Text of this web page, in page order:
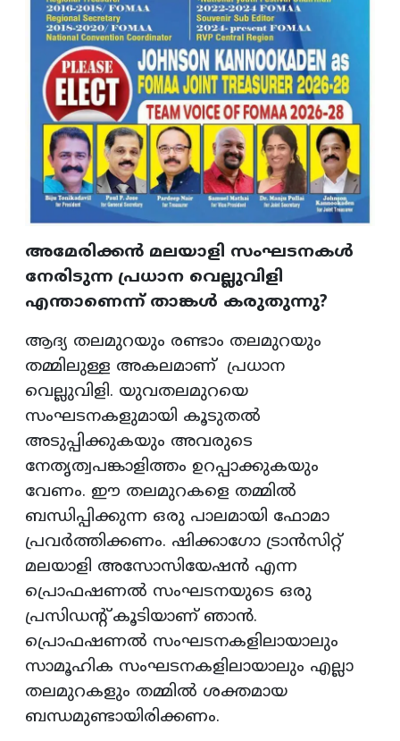
അമേരിക്കൻ മലയാളി സംഘടനകൾ
നേരിടുന്ന പ്രധാന വെല്ലുവിളി
എന്താണെന്ന് താങ്കൾ കരുതുന്നു?
ആദ്യ തലമുറയും രണ്ടാം തലമുറയും
തമ്മിലുള്ള അകലമാണ് പ്രധാന
വെല്ലുവിളി. യുവതലമുറയെ
സംഘടനകളുമായി കൂടുതൽ
അടുപ്പിക്കുകയും അവരുടെ
നേതൃത്വപങ്കാളിത്തം ഉറപ്പാക്കുകയും
വേണം. ഈ തലമുറകളെ തമ്മിൽ
ബന്ധിപ്പിക്കുന്ന ഒരു പാലമായി ഫോമാ
പ്രവർത്തിക്കണം. ഷിക്കാഗോ ട്രാൻസിറ്റ്
മലയാളി അസോസിയേഷൻ എന്ന
പ്രൊഫഷണൽ സംഘടനയുടെ ഒരു
പ്രസിഡന്റ് കൂടിയാണ് ഞാൻ.
പ്രൊഫഷണൽ സംഘടനകളിലായാലും
സാമൂഹിക സംഘടനകളിലായാലും എല്ലാ
തലമുറകളും തമ്മിൽ ശക്തമായ
ബന്ധമുണ്ടായിരിക്കണം.